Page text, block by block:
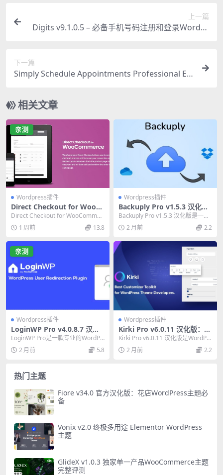
上一篇
Digits v9.1.0.5 – 必备手机号码注册和登录WordPr
下一篇
Simply Schedule Appointments Professional Edi
相关文章
亲测
Wordpress插件
Direct Checkout for WooC
ommerce Premium v3.3.1
4：必备快捷结账插件
Direct Checkout for WooCommer
ce Premium ...
1 周前 13.8
Wordpress插件
Backuply Pro v1.5.3 汉化
版：WordPress网站备份必备
插件
Backuply Pro v1.5.3 汉化版是一款
必备的WordPress备份...
2 月前 2.2
亲测
Wordpress插件
LoginWP Pro v4.0.8.7 汉化
版：终极WordPress登录重定
向插件
LoginWP Pro是一款专业的WordPr
ess登录重定向插件，支持基于用
户...2 月前 5.8
Wordpress插件
Kirki Pro v6.0.11 汉化版：W
ordPress可视化构建器必备插
件
Kirki Pro v6.0.11 汉化版是WordPr
ess可视化构建器插件，...
2 月前 2.2
热门主题
Fiore v34.0 官方汉化版：花店WordPress主题必
备
Vonix v2.0 终极多用途 Elementor WordPress
主题
GlideX v1.0.3 独家单一产品WooCommerce主题
完整评测